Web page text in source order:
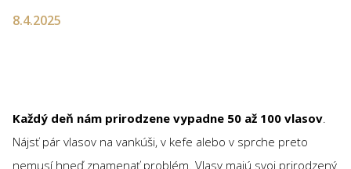
8.4.2025
Každý deň nám prirodzene vypadne 50 až 100 vlasov.
Nájsť pár vlasov na vankúši, v kefe alebo v sprche preto
nemusí hneď znamenať problém. Vlasy majú svoj prirodzený